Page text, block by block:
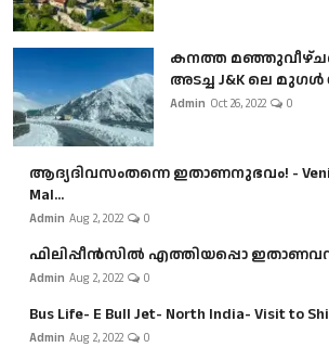
കനത്ത
അടച്ച J&K ലെ
Admin Oct 26, 2022 0
ആദ്യദിവസംതന്നെ ഇതാണനുഭവം! -
Mal...
Admin Aug 2, 2022 0
ഫിലിപ്പീൻസിൽ എത്തിയപ്പൊ
Admin Aug 2, 2022 0
Bus Life- E Bull Jet- North India- Visit to
Admin Aug 2, 2022 0